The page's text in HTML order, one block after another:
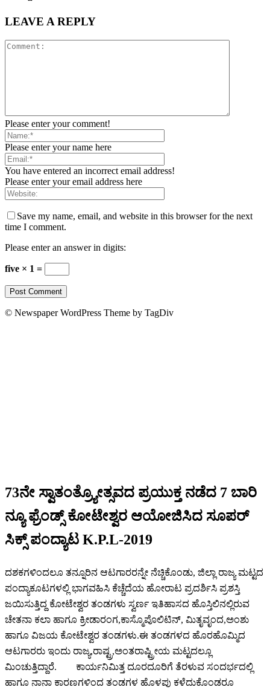
LEAVE A REPLY
Please enter your comment!
Please enter your name here
You have entered an incorrect email address!
Please enter your email address here
Save my name, email, and website in this browser for the next
time I comment.
Please enter an answer in digits:
five × 1 =
© Newspaper WordPress Theme by TagDiv
73ನೇ ಸ್ವಾತಂತ್ರ್ಯೋತ್ಸವದ ಪ್ರಯುಕ್ತ ನಡೆದ 7 ಬಾರಿ
ನ್ಯೂ ಫ್ರೆಂಡ್ಸ್ ಕೋಟೇಶ್ವರ ಆಯೋಜಿಸಿದ ಸೂಪರ್
ಸಿಕ್ಸ್ ಪಂದ್ಯಾಟ K.P.L-2019
ದಶಕಗಳಿಂದಲೂ ತನ್ನೂರಿನ ಆಟಗಾರರನ್ನೇ ನೆಚ್ಚಿಕೊಂಡು, ಜಿಲ್ಲಾ ರಾಜ್ಯ ಮಟ್ಟದ
ಪಂದ್ಯಾಕೂಟಗಳಲ್ಲಿ ಭಾಗವಹಿಸಿ ಕೆಚ್ಚೆದೆಯ ಹೋರಾಟ ಪ್ರದರ್ಶಿಸಿ ಪ್ರಶಸ್ತಿ
ಜಯಿಸುತ್ತಿದ್ದ ಕೋಟೇಶ್ವರ ತಂಡಗಳು ಸ್ವರ್ಣ ಇತಿಹಾಸದ ಹೊಸ್ತಿಲಿನಲ್ಲಿರುವ
ಚೇತನಾ ಕಲಾ ಹಾಗೂ ಕ್ರೀಡಾರಂಗ,ಕಾಸ್ಮೊಪೊಲಿಟಿನ್, ಮಿತೃವೃಂದ,ಅಂಶು
ಹಾಗೂ ವಿಜಯ ಕೋಟೇಶ್ವರ ತಂಡಗಳು.ಈ ತಂಡಗಳದ ಹೊರಹೊಮ್ಮಿದ
ಆಟಗಾರರು ಇಂದು ರಾಜ್ಯ,ರಾಷ್ಟ್ರ,ಅಂತರಾಷ್ಟ್ರೀಯ ಮಟ್ಟದಲ್ಲೂ
ಮಿಂಚುತ್ತಿದ್ದಾರೆ. ಕಾರ್ಯನಿಮಿತ್ತ ದೂರದೂರಿಗೆ ತೆರಳುವ ಸಂದರ್ಭದಲ್ಲಿ
ಹಾಗೂ ನಾನಾ ಕಾರಣಗಳಿಂದ ತಂಡಗಳ ಹೊಳಪು ಕಳೆದುಕೊಂಡರೂ